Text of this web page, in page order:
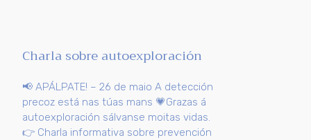
Charla sobre autoexploración
📢 APÁLPATE! – 26 de maio A detección
precoz está nas túas mans 💗Grazas á
autoexploración sálvanse moitas vidas.
👉 Charla informativa sobre prevención